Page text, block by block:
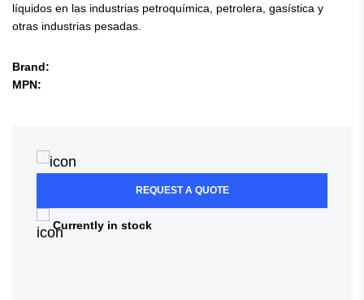
líquidos en las industrias petroquímica, petrolera, gasística y
otras industrias pesadas.
Brand:
MPN:
REQUEST A QUOTE
Currently in stock